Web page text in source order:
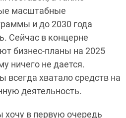
масштабные
и до 2030 года
Сейчас в концерне
бизнес-планы на 2025
ничего не дается.
хватало средств на
деятельность.
в первую очередь